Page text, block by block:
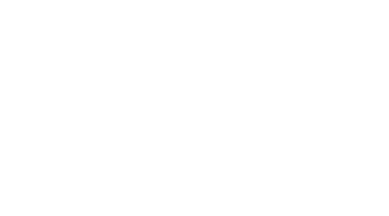
haine, incaltaminte, coafuri, tunsori, desene de colorat, poze cu modele de manichiuri!❤️